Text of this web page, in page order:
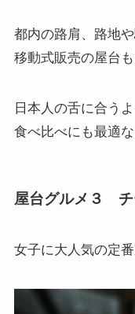
都内の路肩、路地
移動式販売の屋台
日本人の舌に合う
食べ比べにも最適
屋台グルメ３ チ
女子に大人気の定